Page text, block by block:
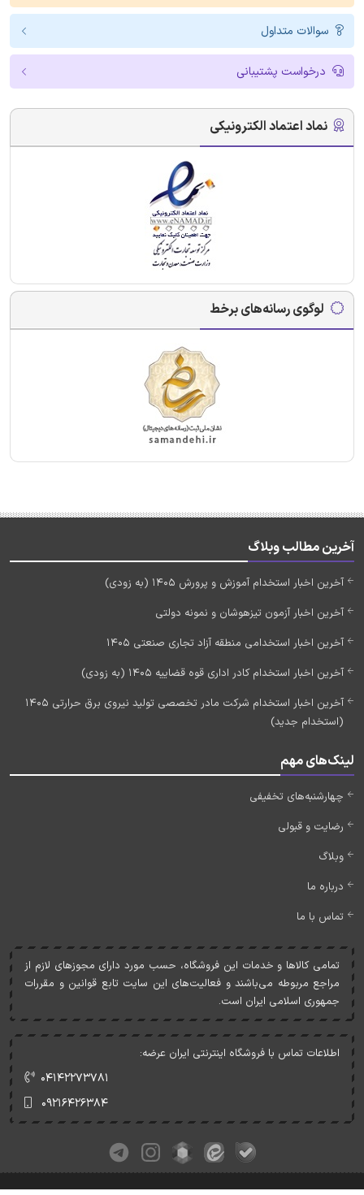
سوالات متداول
درخواست پشتیبانی
نماد اعتماد الکترونیکی
لوگوی رسانه‌های برخط
آخرین مطالب وبلاگ
آخرین اخبار استخدام آموزش و پرورش 1405 (به زودی)
آخرین اخبار آزمون تیزهوشان و نمونه دولتی
آخرین اخبار استخدامی منطقه آزاد تجاری صنعتی 1405
آخرین اخبار استخدام کادر اداری قوه قضاییه 1405 (به زودی)
آخرین اخبار استخدام شرکت مادر تخصصی تولید نیروی برق حرارتی 1405
(استخدام جدید)
لینک‌های مهم
چهارشنبه‌های تخفیفی
رضایت و قبولی
وبلاگ
درباره ما
تماس با ما
تمامی کالاها و خدمات اين فروشگاه، حسب مورد دارای مجوزهای لازم از
مراجع مربوطه می‌باشند و فعاليت‌های اين سايت تابع قوانين و مقررات
جمهوری اسلامی ايران است.
اطلاعات تماس با فروشگاه اینترنتی ایران عرضه:
۰۴۱۴۲۲۷۳۷۸۱
۰۹۲۱۶۴۲۶۳۸۴